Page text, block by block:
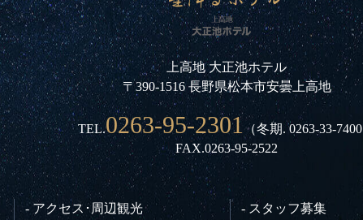
上高地 大正池ホテル
〒390-1516 長野県松本市安曇上高地
TEL.0263-95-2301（冬期.0263-33-7400
FAX.0263-95-2522
- アクセス･周辺観光 - スタッフ募集